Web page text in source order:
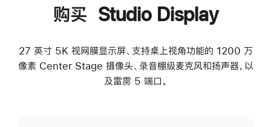
购买 Studio Display
27 英寸 5K 视网膜显示屏、支持桌上视角功能的 1200 万
像素 Center Stage 摄像头、录音棚级麦克风和扬声器，以
及雷雳 5 端口。